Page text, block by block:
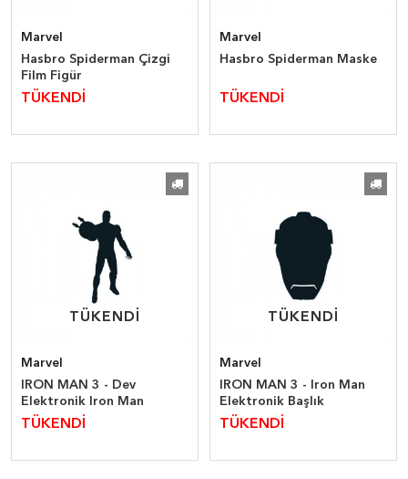
Marvel
Hasbro Spiderman Çizgi
Film Figür
TÜKENDİ
Marvel
Hasbro Spiderman Maske
TÜKENDİ
TÜKENDİ
TÜKENDİ
Marvel
IRON MAN 3 - Dev
Elektronik Iron Man
TÜKENDİ
TÜKENDİ
TÜKENDİ
Marvel
IRON MAN 3 - Iron Man
Elektronik Başlık
TÜKENDİ